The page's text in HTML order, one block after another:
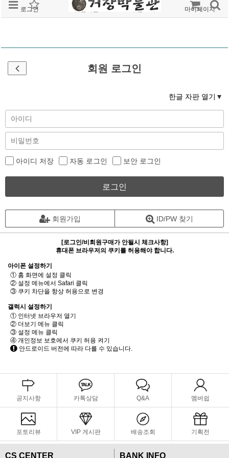
로그인 회원가입 주문조회 마이페이지
회원 로그인
한글 자판 열기
아이디 저장 자동 로그인 보안 로그인
로그인
회원가입 ID/PW 찾기
[로그인/비회원구매가 안될시 체크사항]
휴대폰 브라우저의 쿠키를 허용해야 합니다.
아이폰 설정하기
① 홈 화면에 설정 클릭
② 설정 메뉴에서 Safari 클릭
③ 쿠키 차단을 항상 허용으로 변경
갤럭시 설정하기
① 인터넷 브라우저 열기
② 더보기 메뉴 클릭
③ 설정 메뉴 클릭
④ 개인정보 보호에서 쿠키 허용 켜기
안드로이드 버전에 따라 다를 수 있습니다.
공지사항 카톡상담 Q&A 멤버쉽
포토리뷰 VIP 게시판 배송조회 기획전
CS CENTER BANK INFO